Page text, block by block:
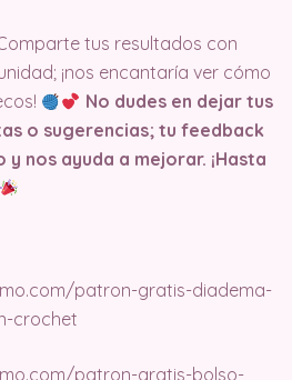
tus resultados con
¡nos encantaría ver cómo
No dudes en dejar tus
o sugerencias; tu feedback
nos ayuda a mejorar. ¡Hasta
patron-gratis-diadema-
crochet
patron-gratis-bolso-